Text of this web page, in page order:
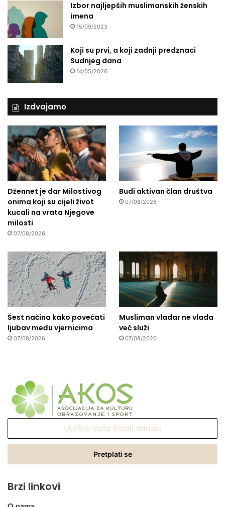
Izbor najljepših muslimanskih ženskih
imena
15/09/2023
Koji su prvi, a koji zadnji predznaci
Sudnjeg dana
14/05/2026
Izdvajamo
Džennet je dar Milostivog
onima koji su cijeli život
kucali na vrata Njegove
milosti
07/08/2026
Budi aktivan član društva
07/08/2026
Šest načina kako povećati
ljubav među vjernicima
07/08/2026
Musliman vladar ne vlada
već služi
07/08/2026
Email
Brzi linkovi